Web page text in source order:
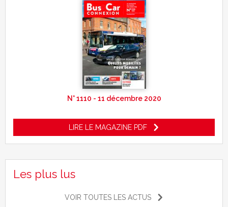
N° 1110 - 11 décembre 2020
LIRE LE MAGAZINE PDF
Les plus lus
VOIR TOUTES LES ACTUS